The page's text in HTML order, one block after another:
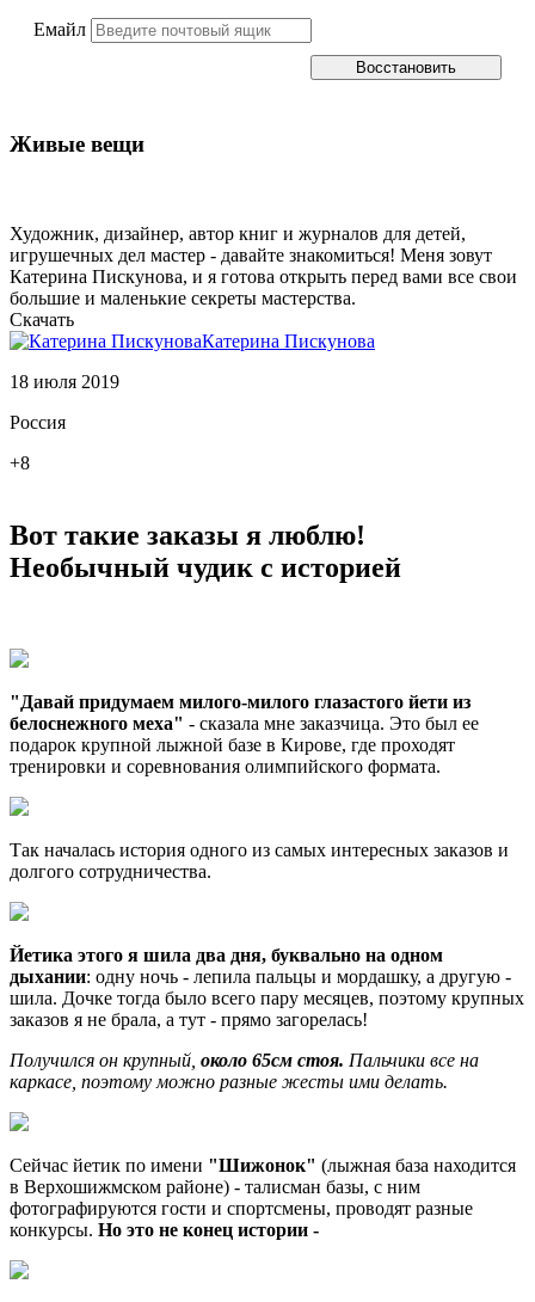
Емайл
Живые вещи
Художник, дизайнер, автор книг и журналов для детей,
игрушечных дел мастер - давайте знакомиться! Меня зовут
Катерина Пискунова, и я готова открыть перед вами все свои
большие и маленькие секреты мастерства.
Скачать
Катерина Пискунова
18 июля 2019
Россия
+8
Вот такие заказы я люблю!
Необычный чудик с историей
"Давай придумаем милого-милого глазастого йети из
белоснежного меха" - сказала мне заказчица. Это был ее
подарок крупной лыжной базе в Кирове, где проходят
тренировки и соревнования олимпийского формата.
Так началась история одного из самых интересных заказов и
долгого сотрудничества.
Йетика этого я шила два дня, буквально на одном
дыхании: одну ночь - лепила пальцы и мордашку, а другую -
шила. Дочке тогда было всего пару месяцев, поэтому крупных
заказов я не брала, а тут - прямо загорелась!
Получился он крупный, около 65см стоя. Пальчики все на
каркасе, поэтому можно разные жесты ими делать.
Сейчас йетик по имени "Шижонок" (лыжная база находится
в Верхошижмском районе) - талисман базы, с ним
фотографируются гости и спортсмены, проводят разные
конкурсы. Но это не конец истории -